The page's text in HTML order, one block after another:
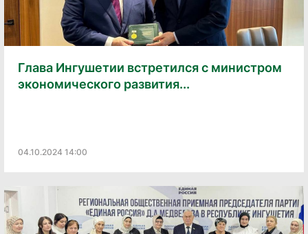
Глава Ингушетии встретился с министром
экономического развития...
04.10.2024 14:00